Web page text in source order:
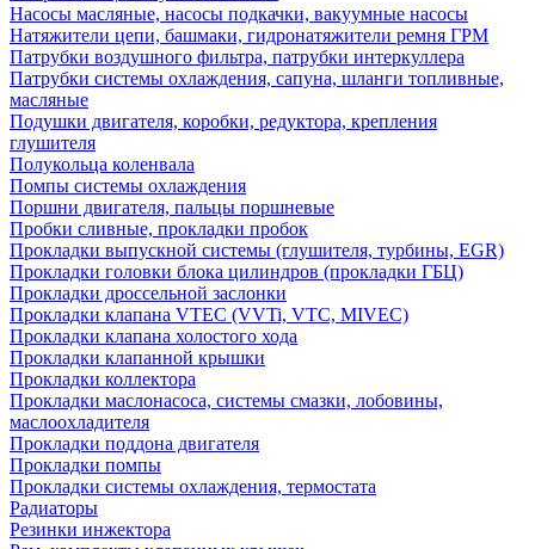
Насосы масляные, насосы подкачки, вакуумные насосы
Натяжители цепи, башмаки, гидронатяжители ремня ГРМ
Патрубки воздушного фильтра, патрубки интеркуллера
Патрубки системы охлаждения, сапуна, шланги топливные,
масляные
Подушки двигателя, коробки, редуктора, крепления
глушителя
Полукольца коленвала
Помпы системы охлаждения
Поршни двигателя, пальцы поршневые
Пробки сливные, прокладки пробок
Прокладки выпускной системы (глушителя, турбины, EGR)
Прокладки головки блока цилиндров (прокладки ГБЦ)
Прокладки дроссельной заслонки
Прокладки клапана VTEC (VVTi, VTC, MIVEC)
Прокладки клапана холостого хода
Прокладки клапанной крышки
Прокладки коллектора
Прокладки маслонасоса, системы смазки, лобовины,
маслоохладителя
Прокладки поддона двигателя
Прокладки помпы
Прокладки системы охлаждения, термостата
Радиаторы
Резинки инжектора